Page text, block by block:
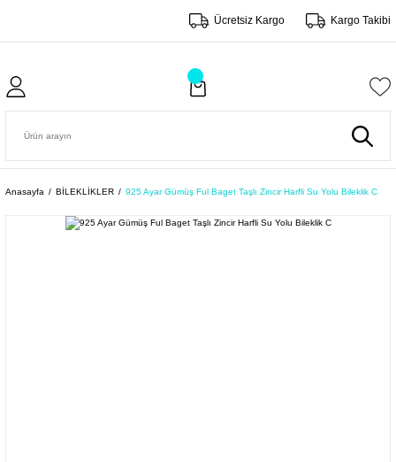
Ücretsiz Kargo Kargo Takibi
Anasayfa BİLEKLİKLER 925 Ayar Gümüş Ful Baget Taşlı Zincir Harfli Su Yolu Bileklik C